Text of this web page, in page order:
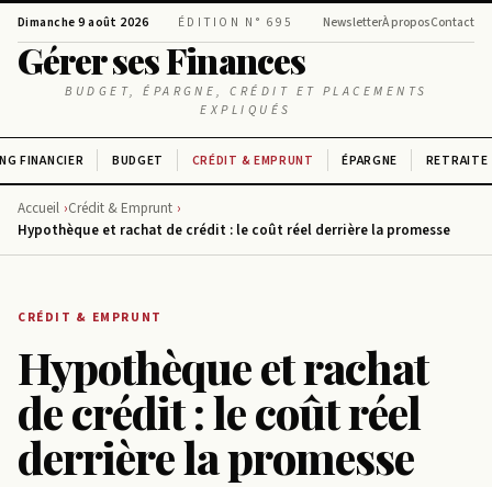
Dimanche 9 août 2026 ÉDITION N° 695 NewsletterÀ proposContact
Gérer ses Finances
BUDGET, ÉPARGNE, CRÉDIT ET PLACEMENTS
EXPLIQUÉS
FINANCIER BUDGET CRÉDIT & EMPRUNT ÉPARGNE RETRAITE
Accueil Crédit & Emprunt
Hypothèque et rachat de crédit : le coût réel derrière la promesse
CRÉDIT & EMPRUNT
Hypothèque et rachat
de crédit : le coût réel
derrière la promesse